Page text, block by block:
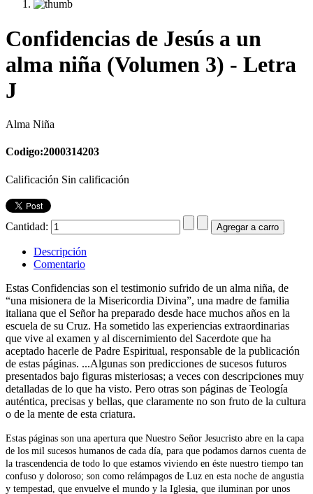
Confidencias de Jesús a un
alma niña (Volumen 3) - Letra
J
Alma Niña
Codigo:2000314203
Calificación Sin calificación
Cantidad:
Descripción
Comentario
Estas Confidencias son el testimonio sufrido de un alma niña, de
“una misionera de la Misericordia Divina”, una madre de familia
italiana que el Señor ha preparado desde hace muchos años en la
escuela de su Cruz. Ha sometido las experiencias extraordinarias
que vive al examen y al discernimiento del Sacerdote que ha
aceptado hacerle de Padre Espiritual, responsable de la publicación
de estas páginas. ...Algunas son predicciones de sucesos futuros
presentados bajo figuras misteriosas; a veces con descripciones muy
detalladas de lo que ha visto. Pero otras son páginas de Teología
auténtica, precisas y bellas, que claramente no son fruto de la cultura
o de la mente de esta criatura.
Estas páginas son una apertura que Nuestro Señor Jesucristo abre en la capa
de los mil sucesos humanos de cada día, para que podamos darnos cuenta de
la trascendencia de todo lo que estamos viviendo en éste nuestro tiempo tan
confuso y doloroso; son como relámpagos de Luz en esta noche de angustia
y tempestad, que envuelve el mundo y la Iglesia, que iluminan por unos